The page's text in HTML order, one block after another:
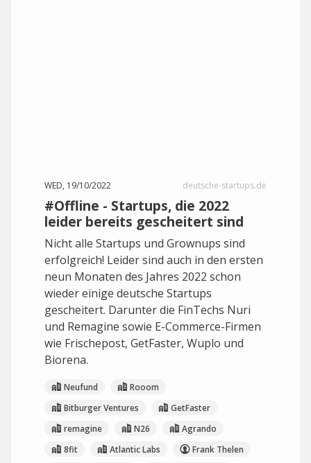
WED, 19/10/2022 deutsche-startups.de
#Offline - Startups, die 2022
leider bereits gescheitert sind
Nicht alle Startups und Grownups sind
erfolgreich! Leider sind auch in den ersten
neun Monaten des Jahres 2022 schon
wieder einige deutsche Startups
gescheitert. Darunter die FinTechs Nuri
und Remagine sowie E-Commerce-Firmen
wie Frischepost, GetFaster, Wuplo und
Biorena.
Neufund
Rooom
Bitburger Ventures
GetFaster
remagine
N26
Agrando
8fit
Atlantic Labs
Frank Thelen